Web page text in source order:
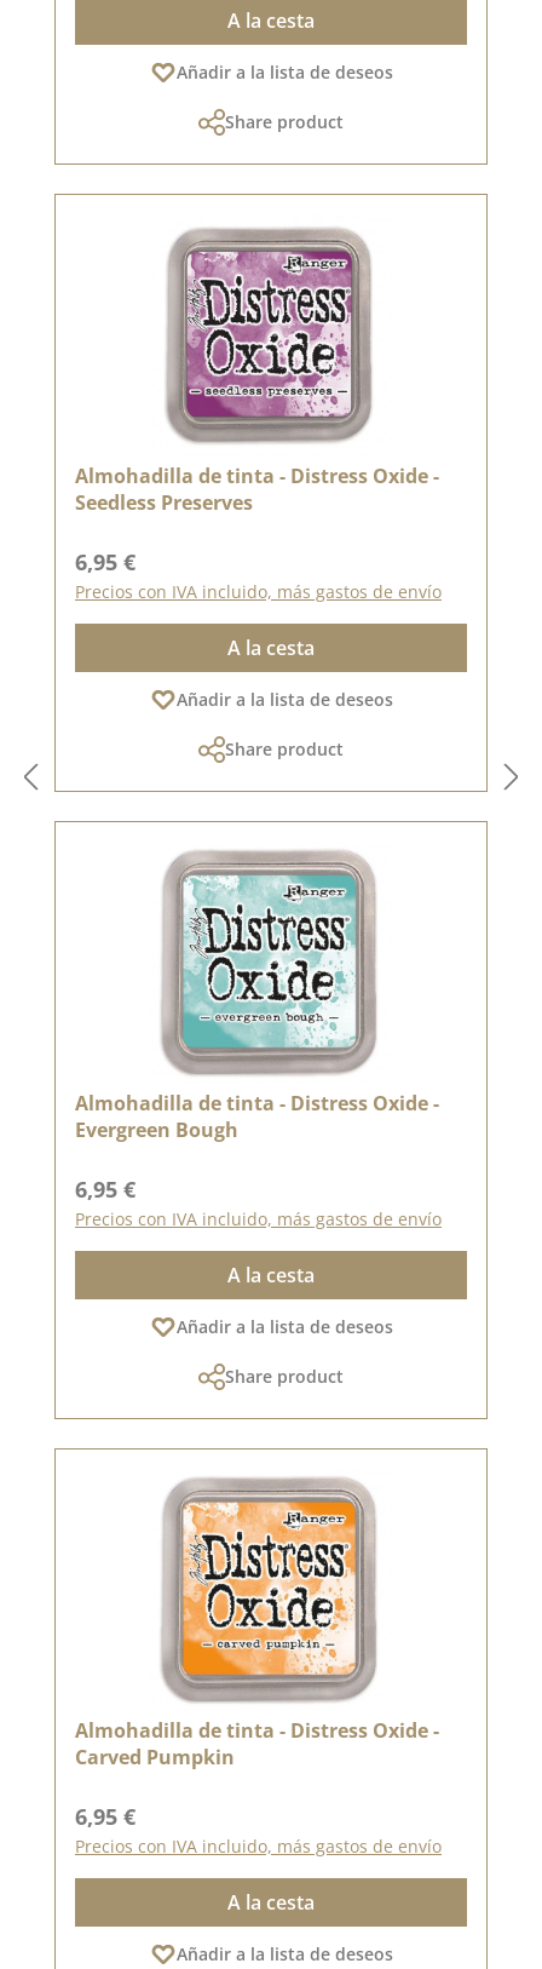
A la cesta
Añadir a la lista de deseos
Share product
Almohadilla de tinta - Distress Oxide -
Seedless Preserves
Precio normal:
6,95 €
Precios con IVA incluido, más gastos de envío
A la cesta
Añadir a la lista de deseos
Share product
Almohadilla de tinta - Distress Oxide -
Evergreen Bough
Precio normal:
6,95 €
Precios con IVA incluido, más gastos de envío
A la cesta
Añadir a la lista de deseos
Share product
Almohadilla de tinta - Distress Oxide -
Carved Pumpkin
Precio normal:
6,95 €
Precios con IVA incluido, más gastos de envío
A la cesta
Añadir a la lista de deseos